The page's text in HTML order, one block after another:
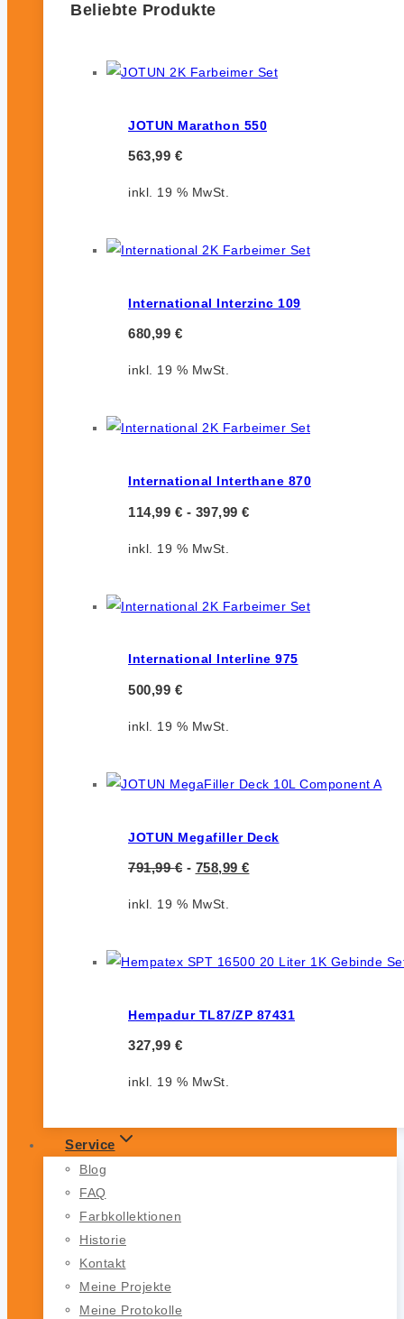
Beliebte Produkte
JOTUN Marathon 550
563,99 €
inkl. 19 % MwSt.
International Interzinc 109
680,99 €
inkl. 19 % MwSt.
International Interthane 870
114,99 € - 397,99 €
inkl. 19 % MwSt.
International Interline 975
500,99 €
inkl. 19 % MwSt.
JOTUN Megafiller Deck
791,99€ - 758,99 €
inkl. 19 % MwSt.
Hempadur TL87/ZP 87431
327,99 €
inkl. 19 % MwSt.
Service
Blog
FAQ
Farbkollektionen
Historie
Kontakt
Meine Projekte
Meine Protokolle